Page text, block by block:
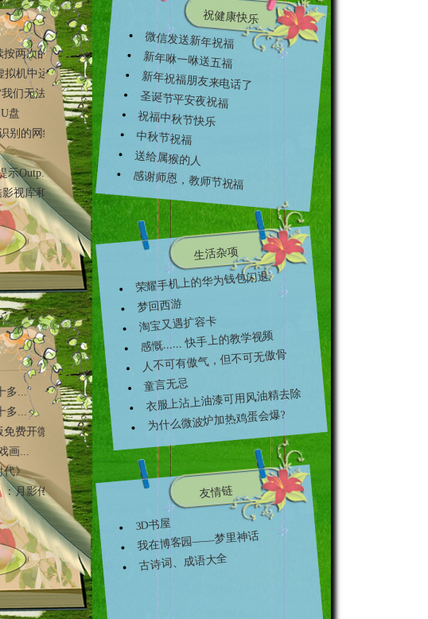
祝健康快乐
微信发送新年祝福
新年咻一咻送五福
新年祝福朋友来电话了
圣诞节平安夜祝福
祝福中秋节快乐
中秋节祝福
送给属猴的人
感谢师恩，教师节祝福
生活杂项
荣耀手机上的华为钱包闪退
梦回西游
淘宝又遇扩容卡
感慨...... 快手上的教学视频
人不可有傲气，但不可无傲骨
童言无忌
衣服上沾上油漆可用风油精去除
为什么微波炉加热鸡蛋会爆?
友情链
3D书屋
我在博客园——梦里神话
古诗词、成语大全
按两次的问题
拟机中运...
们无法创...
盘
别的网络
示Outp...
影视库和暴风影...
多...
多...
费开微店
画...
代》
：月影传说攻略